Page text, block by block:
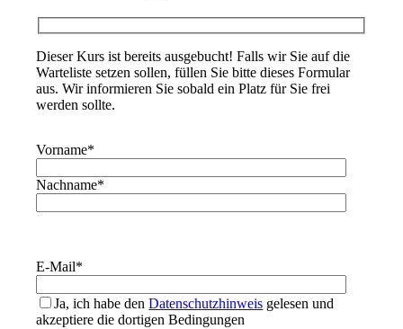
Dieser Kurs ist bereits ausgebucht! Falls wir Sie auf die
Warteliste setzen sollen, füllen Sie bitte dieses Formular
aus. Wir informieren Sie sobald ein Platz für Sie frei
werden sollte.
Vorname*
Nachname*
E-Mail*
Ja, ich habe denDatenschutzhinweis gelesen und
akzeptiere die dortigen Bedingungen